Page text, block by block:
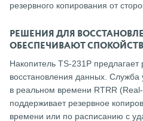
резервного копирования от
РЕШЕНИЯ ДЛЯ
ОБЕСПЕЧИВАЮТ
Накопитель TS-231P
восстановления данных. Служба
в реальном времени RTRR
поддерживает резервное
времени или по расписанию с